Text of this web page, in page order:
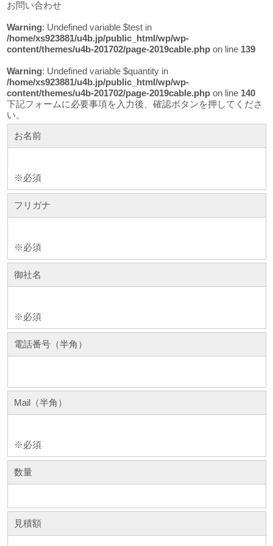
お問い合わせ
Warning: Undefined variable $test in
/home/xs923881/u4b.jp/public_html/wp/wp-
content/themes/u4b-201702/page-2019cable.php on line 139
Warning: Undefined variable $quantity in
/home/xs923881/u4b.jp/public_html/wp/wp-
content/themes/u4b-201702/page-2019cable.php on line 140
下記フォームに必要事項を入力後、確認ボタンを押してくださ
い。
お名前
※必須
フリガナ
※必須
御社名
※必須
電話番号（半角）
Mail（半角）
※必須
数量
見積額